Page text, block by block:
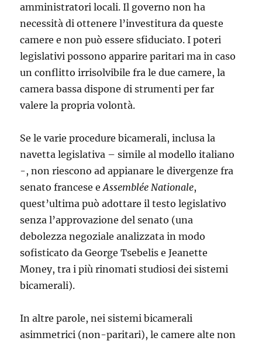
amministratori locali. Il governo non ha
necessità di ottenere l’investitura da queste
camere e non può essere sfiduciato. I poteri
legislativi possono apparire paritari ma in caso
un conflitto irrisolvibile fra le due camere, la
camera bassa dispone di strumenti per far
valere la propria volontà.
Se le varie procedure bicamerali, inclusa la
navetta legislativa – simile al modello italiano
-, non riescono ad appianare le divergenze fra
senato francese eAssemblée Nationale,
quest’ultima può adottare il testo legislativo
senza l’approvazione del senato (una
debolezza negoziale analizzata in modo
sofisticato da George Tsebelis e Jeanette
Money, tra i più rinomati studiosi dei sistemi
bicamerali).
In altre parole, nei sistemi bicamerali
asimmetrici (non-paritari), le camere alte non